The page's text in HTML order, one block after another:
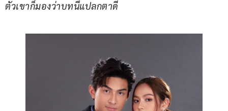
ตัวเขาก็มองว่าบทนี้แปลกตาดี